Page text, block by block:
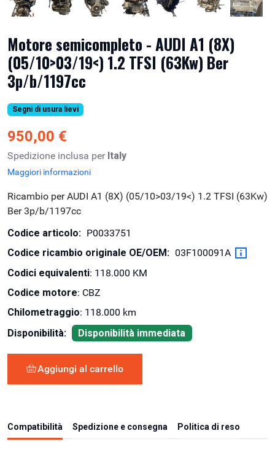
Motore semicompleto - AUDI A1 (8X)
(05/10>03/19<) 1.2 TFSI (63Kw) Ber
3p/b/1197cc
Segni di usura lievi
950,00 €
Spedizione inclusa per Italy
Maggiori informazioni
Ricambio per AUDI A1 (8X) (05/10>03/19<) 1.2 TFSI (63Kw)
Ber 3p/b/1197cc
Codice articolo: P0033751
Codice ricambio originale OE/OEM: 03F100091A
Codici equivalenti: 118.000 KM
Codice motore: CBZ
Chilometraggio: 118.000 km
Disponibilità:
Disponibilità immediata
Aggiungi al carrello
Compatibilità Spedizione e consegna Politica di reso